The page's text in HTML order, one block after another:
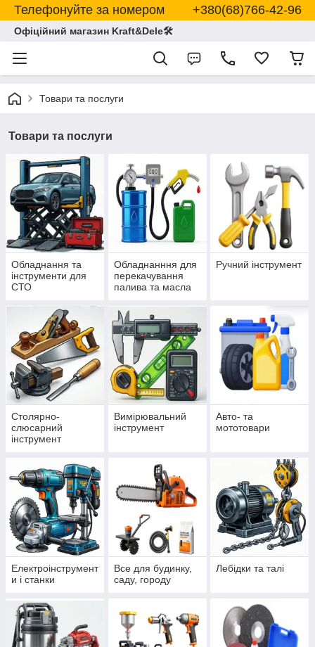
Телефонуйте за номером +380(68)766-42-96
Офіційний магазин Kraft&Dele🛠
Товари та послуги
Товари та послуги
Обладнання та
інструменти для
СТО
Обладнанння для
перекачування
палива та масла
Ручний інструмент
Столярно-
слюсарний
інструмент
Вимірювальний
інструмент
Авто- та
мототовари
Електроінструмент
и і станки
Все для будинку,
саду, городу
Лебідки та талі